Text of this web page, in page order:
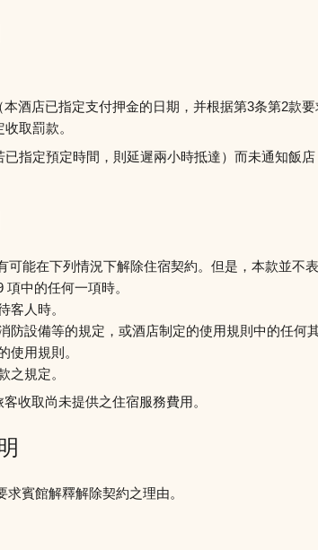
酒店已指定支付押金的日期，并根据第3条第2款
取罰款。
指定預定時間，則延遲兩小時抵達）而未通知飯店
能在下列情況下解除住宿契約。但是，本款並不
中的任何一項時。
客人時。
防設備等的規定，或酒店制定的使用規則中的任何
使用規則。
之規定。
收取尚未提供之住宿服務費用。
賓館解釋解除契約之理由。